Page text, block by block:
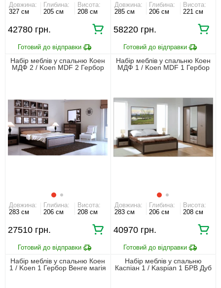
Довжина:
327 см
Глибина:
205 см
Висота:
208 см
42780 грн.
Довжина:
285 см
Глибина:
206 см
Висота:
221 см
58220 грн.
Набір меблів у спальню Коен
МДФ 2 / Koen MDF 2 Гербор
Довжина:
283 см
Глибина:
206 см
Висота:
208 см
27510 грн.
Набір меблів у спальню Коен
МДФ 1 / Koen MDF 1 Гербор
Довжина:
283 см
Глибина:
206 см
Висота:
208 см
40970 грн.
Набір меблів у спальню Коен
1 / Koen 1 Гербор Венге магія
Набір меблів у спальню
Каспіан 1 / Kaspian 1 БРВ Дуб